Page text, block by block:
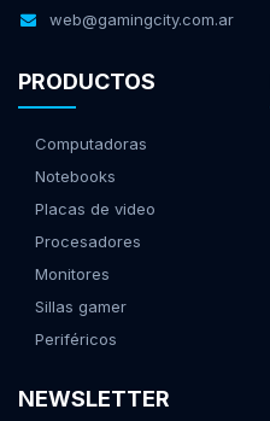
web@gamingcity.com.ar
PRODUCTOS
Computadoras
Notebooks
Placas de video
Procesadores
Monitores
Sillas gamer
Periféricos
NEWSLETTER